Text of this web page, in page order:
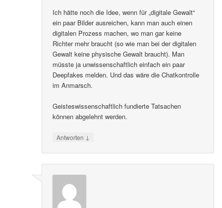
Ich hätte noch die Idee, wenn für „digitale Gewalt“
ein paar Bilder ausreichen, kann man auch einen
digitalen Prozess machen, wo man gar keine
Richter mehr braucht (so wie man bei der digitalen
Gewalt keine physische Gewalt braucht). Man
müsste ja unwissenschaftlich einfach ein paar
Deepfakes melden. Und das wäre die Chatkontrolle
im Anmarsch.
Geisteswissenschaftlich fundierte Tatsachen
können abgelehnt werden.
Antworten ↓